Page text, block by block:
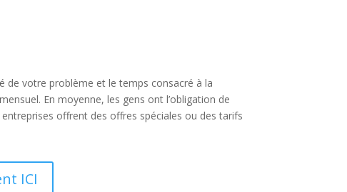
de votre problème et le temps consacré à la
En moyenne, les gens ont l’obligation de
offrent des offres spéciales ou des tarifs
ICI